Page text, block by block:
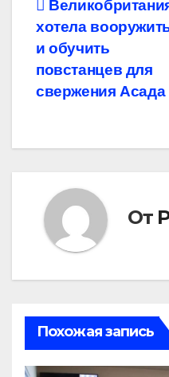
по
записям
хотела
и обучить
повстанцев для
свержения Асада
От
Похожая запись